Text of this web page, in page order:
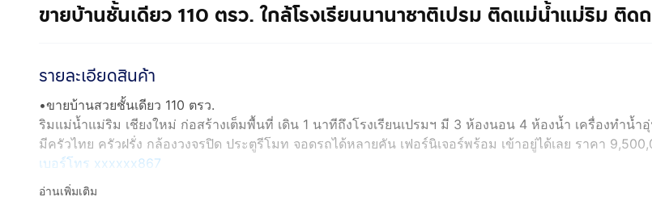
ขายบ้านชั้นเดียว 110 ตรว. ใกล้โรงเรียนนานาชาติเปรม ติดแม่น้ำแม่ริม ติด
รายละเอียดสินค้า
•ขายบ้านสวยชั้นเดียว 110 ตรว.
ริมแม่น้ำแม่ริม เชียงใหม่ ก่อสร้างเต็มพื้นที่ เดิน 1 นาทีถึงโรงเรียนเปรมฯ มี 3 ห้องนอน 4 ห้องน้ำ เครื่องทำน้ำ
มีครัวไทย ครัวฝรั่ง กล้องวงจรปิด ประตูรีโมท จอดรถได้หลายคัน เฟอร์นิเจอร์พร้อม เข้าอยู่ได้เลย ราคา
เบอร์โทร xxxxxx867
อ่านเพิ่มเติม